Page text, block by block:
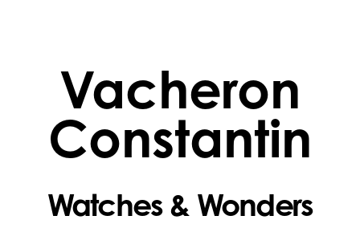
Vacheron
Constantin
Watches & Wonders